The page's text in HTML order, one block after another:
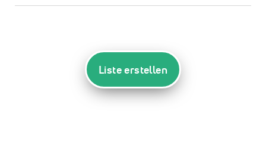
Liste erstellen